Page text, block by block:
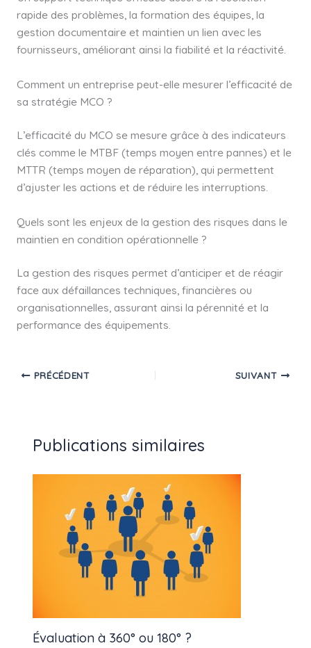
rapide des problèmes, la formation des équipes, la
gestion documentaire et maintien un lien avec les
fournisseurs, améliorant ainsi la fiabilité et la réactivité.
Comment un entreprise peut-elle mesurer l’efficacité de
sa stratégie MCO ?
L’efficacité du MCO se mesure grâce à des indicateurs
clés comme le MTBF (temps moyen entre pannes) et le
MTTR (temps moyen de réparation), qui permettent
d’ajuster les actions et de réduire les interruptions.
Quels sont les enjeux de la gestion des risques dans le
maintien en condition opérationnelle ?
La gestion des risques permet d’anticiper et de réagir
face aux défaillances techniques, financières ou
organisationnelles, assurant ainsi la pérennité et la
performance des équipements.
PRÉCÉDENT SUIVANT
Publications similaires
Évaluation à 360° ou 180° ?